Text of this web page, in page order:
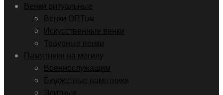
Венки ритуальные
Венки ОПТом
Искусственные венки
Траурные венки
Памятники на могилу
Военнослужащим
Бюджетные памятники